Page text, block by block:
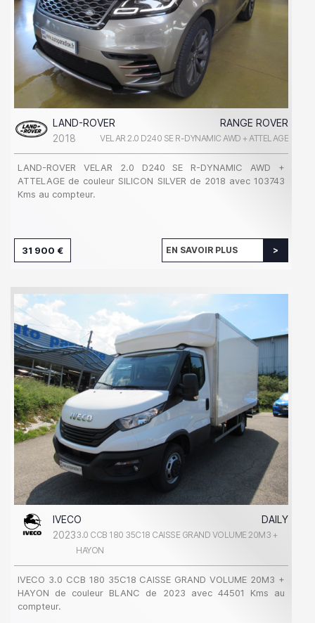
LAND-ROVER
RANGE ROVER
2018
VELAR 2.0 D240 SE R-DYNAMIC AWD + ATTELAGE
LAND-ROVER VELAR 2.0 D240 SE R-DYNAMIC AWD +
ATTELAGE de couleur SILICON SILVER de 2018 avec 103743
Kms au compteur.
31 900 € EN SAVOIR PLUS
IVECO
DAILY
20233.0 CCB 180 35C18 CAISSE GRAND VOLUME 20M3 +
HAYON
IVECO 3.0 CCB 180 35C18 CAISSE GRAND VOLUME 20M3 +
HAYON de couleur BLANC de 2023 avec 44501 Kms au
compteur.